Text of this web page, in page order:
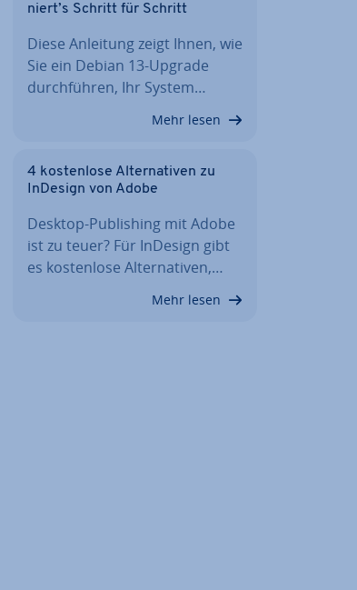
niert’s Schritt für Schritt
Diese Anleitung zeigt Ihnen, wie
Sie ein Debian 13-Upgrade
durch­füh­ren, Ihr System…
Mehr lesen
4 kos­ten­lo­se Al­ter­na­ti­ven zu
InDesign von Adobe
Desktop-Pu­bli­shing mit Adobe
ist zu teuer? Für InDesign gibt
es kos­ten­lo­se Al­ter­na­ti­ven,…
Mehr lesen